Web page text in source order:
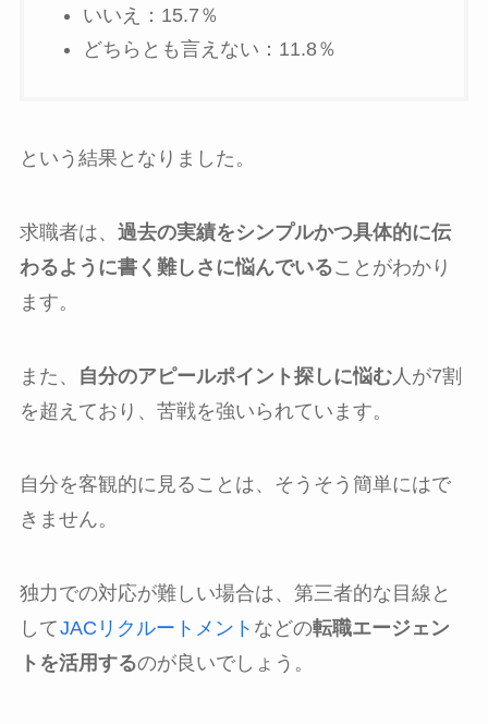
いいえ：15.7％
どちらとも言えない：11.8％
という結果となりました。
求職者は、 過去の実績をシンプルかつ具体的に伝
わるように書く難しさに悩んでいることがわかり
ます。
また、 自分のアピールポイント探しに悩む人が7割
を超えており、苦戦を強いられています。
自分を客観的に見ることは、そうそう簡単にはで
きません。
独力での対応が難しい場合は、第三者的な目線と
してJACリクルートメント などの転職エージェン
トを活用するのが良いでしょう。